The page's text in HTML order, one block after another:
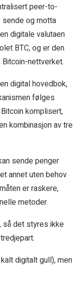
peer-to-
og motta
digitale valutaen
BTC, og er den
nettverket.
digital hovedbok,
følges
komplisert,
kombinasjon av tre
sende penger
annet uten behov
er raskere,
metoder.
så det styres ikke
digitalt gull), men